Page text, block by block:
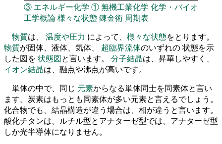
③ エネルギー化学 ①無機工業化学 化学・バイオ
工学概論様々な状態錬金術 周期表
物質は、 温度や圧力 によって、 様々な状態をとります。
物質が固体、液体、気体、 超臨界流体のいずれの 状態を示
した図を 状態図と言います。 分子結晶は、昇華しやすく、
イオン結晶は、融点や沸点が高いです。
単体の中で、同じ 元素からなる単体同士を同素体と言い
ます。炭素はもっとも同素体が多い元素と言えるでしょう。
化合物でも、結晶構造が違う場合は、相が違うと言います。
酸化チタンは、ルチル型とアナターゼ型では、アナターゼ型
しか光半導体になりません。